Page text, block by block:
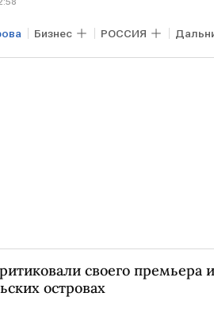
Бизнес РОССИЯ
своего премьера
островах